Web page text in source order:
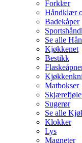
Forklær
Håndklær
Badekåper
Se alle
Kjøkkenet
Bestikk
Matbokser
Sugerør
Se alle
Klokker
Lys
Magneter